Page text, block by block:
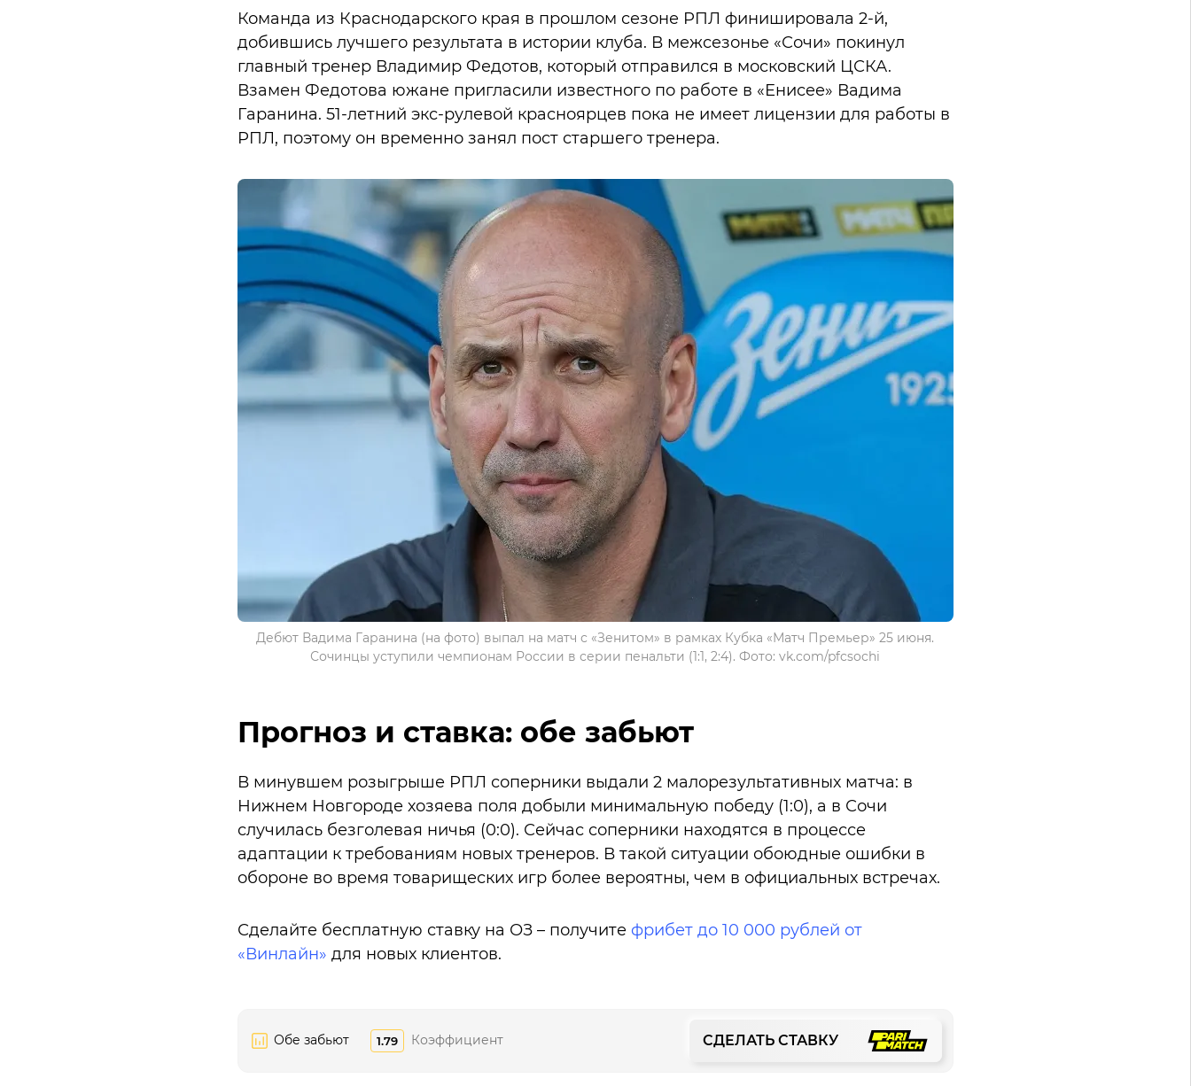
Команда из Краснодарского края в прошлом сезоне РПЛ финишировала 2-й,
добившись лучшего результата в истории клуба. В межсезонье «Сочи» покинул
главный тренер Владимир Федотов, который отправился в московский ЦСКА.
Взамен Федотова южане пригласили известного по работе в «Енисее» Вадима
Гаранина. 51-летний экс-рулевой красноярцев пока не имеет лицензии для работы в
РПЛ, поэтому он временно занял пост старшего тренера.
Дебют Вадима Гаранина (на фото) выпал на матч с «Зенитом» в рамках Кубка «Матч Премьер» 25 июня.
Сочинцы уступили чемпионам России в серии пенальти (1:1, 2:4). Фото: vk.com/pfcsochi
Прогноз и ставка: обе забьют
В минувшем розыгрыше РПЛ соперники выдали 2 малорезультативных матча: в
Нижнем Новгороде хозяева поля добыли минимальную победу (1:0), а в Сочи
случилась безголевая ничья (0:0). Сейчас соперники находятся в процессе
адаптации к требованиям новых тренеров. В такой ситуации обоюдные ошибки в
обороне во время товарищеских игр более вероятны, чем в официальных встречах.
Сделайте бесплатную ставку на ОЗ – получите фрибет до 10 000 рублей от
«Винлайн» для новых клиентов.
Обе забьют 1.79 Коэффициент СДЕЛАТЬ СТАВКУ